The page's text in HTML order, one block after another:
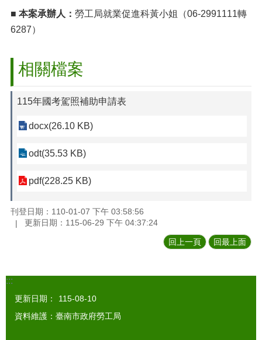
■ 本案承辦人： 勞工局就業促進科黃小姐（06-2991111轉
6287）
相關檔案
115年國考駕照補助申請表
docx(26.10 KB)
odt(35.53 KB)
pdf(228.25 KB)
刊登日期：110-01-07 下午 03:58:56
更新日期：115-06-29 下午 04:37:24
回上一頁 回最上面
:::
更新日期：
115-08-10
資料維護：臺南市政府勞工局